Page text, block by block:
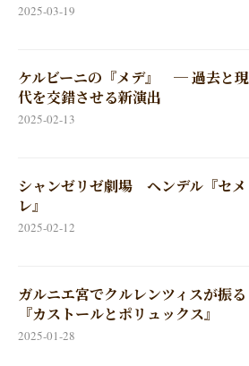
2025-03-19
ケルビーニの『メデ』 ─ 過去と現
代を交錯させる新演出
2025-02-13
シャンゼリゼ劇場 ヘンデル『セメ
レ』
2025-02-12
ガルニエ宮でクルレンツィスが振る
『カストールとポリュックス』
2025-01-28